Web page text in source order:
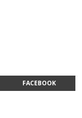
FACEBOOK